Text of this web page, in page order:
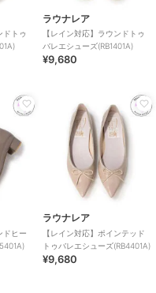
ドトゥ
ラウナレア
【レイン対応】ラウンドトゥ
バレエシューズ(RB1401A)
¥9,680
ドヒー
ラウナレア
【レイン対応】ポインテッド
トゥバレエシューズ(RB4401A)
¥9,680